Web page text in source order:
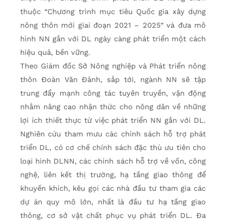
thuộc “Chương trình mục tiêu Quốc gia xây dựng
nông thôn mới giai đoạn 2021 – 2025” và đưa mô
hình NN gắn với DL ngày càng phát triển một cách
hiệu quả, bền vững.
Theo Giám đốc Sở Nông nghiệp và Phát triển nông
thôn Đoàn Văn Đảnh, sắp tới, ngành NN sẽ tập
trung đẩy mạnh công tác tuyên truyền, vận động
nhằm nâng cao nhận thức cho nông dân về những
lợi ích thiết thực từ việc phát triển NN gắn với DL.
Nghiên cứu tham mưu các chính sách hỗ trợ phát
triển DL, có cơ chế chính sách đặc thù ưu tiên cho
loại hình DLNN, các chính sách hỗ trợ về vốn, công
nghệ, liên kết thị trường, hạ tầng giao thông để
khuyến khích, kêu gọi các nhà đầu tư tham gia các
dự án quy mô lớn, nhất là đầu tư hạ tầng giao
thông, cơ sở vật chất phục vụ phát triển DL. Đa